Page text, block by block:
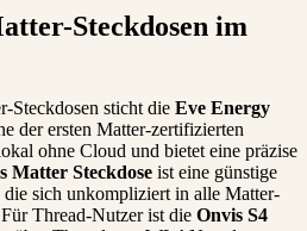
Steckdosen im
Steckdosen sticht die Eve Energy
der ersten Matter-zertifizierten
ohne Cloud und bietet eine präzise
Matter Steckdose ist eine günstige
sich unkompliziert in alle Matter-
Thread-Nutzer ist die Onvis S4